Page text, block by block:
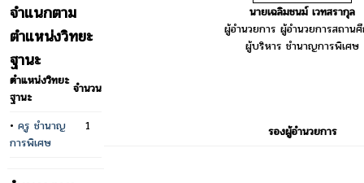
จำแนกตาม
ตำแหน่งวิทยะ
ฐานะ
ตำแหน่งวิทยะ
ฐานะ
จำนวน
• ครู ชำนาญ
การพิเศษ
1
นายเฉลิมชนม์ เวทสรากุล
ผู้อำนวยการ ผู้อำนวยการสถาน
ผู้บริหาร ชำนาญการพิเศษ
รองผู้อำนวยการ